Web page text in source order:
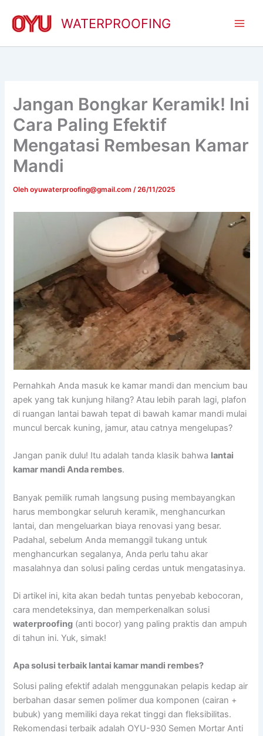
konten
WATERPROOFING
Jangan Bongkar Keramik! Ini
Cara Paling Efektif
Mengatasi Rembesan Kamar
Mandi
Olehoyuwaterproofing@gmail.com/26/11/2025
Pernahkah Anda masuk ke kamar mandi dan mencium bau
apek yang tak kunjung hilang? Atau lebih parah lagi, plafon
di ruangan lantai bawah tepat di bawah kamar mandi mulai
muncul bercak kuning, jamur, atau catnya mengelupas?
Jangan panik dulu! Itu adalah tanda klasik bahwa lantai
kamar mandi Anda rembes.
Banyak pemilik rumah langsung pusing membayangkan
harus membongkar seluruh keramik, menghancurkan
lantai, dan mengeluarkan biaya renovasi yang besar.
Padahal, sebelum Anda memanggil tukang untuk
menghancurkan segalanya, Anda perlu tahu akar
masalahnya dan solusi paling cerdas untuk mengatasinya.
Di artikel ini, kita akan bedah tuntas penyebab kebocoran,
cara mendeteksinya, dan memperkenalkan solusi
waterproofing (anti bocor) yang paling praktis dan ampuh
di tahun ini. Yuk, simak!
Apa solusi terbaik lantai kamar mandi rembes?
Solusi paling efektif adalah menggunakan pelapis kedap air
berbahan dasar semen polimer dua komponen (cairan +
bubuk) yang memiliki daya rekat tinggi dan fleksibilitas.
Rekomendasi terbaik adalah OYU-930 Semen Mortar Anti